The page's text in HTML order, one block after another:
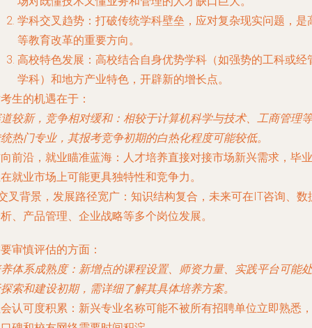
学科交叉趋势 ：打破传统学科壁垒，应对复杂现实问题，是
等教育改革的重要方向。
高校特色发展 ：高校结合自身优势学科（如强势的工科或经
学科）和地方产业特色，开辟新的增长点。
生的机遇在于 ：
较新，竞争相对缓和：相较于计算机科学与技术、工商管理等
热门专业，其报考竞争初期的白热化程度可能较低。
前沿，就业瞄准蓝海 ：人才培养直接对接市场新兴需求，毕业
就业市场上可能更具独特性和竞争力。
叉背景，发展路径宽广 ：知识结构复合，未来可在IT咨询、数
、产品管理、企业战略等多个岗位发展。
审慎评估的方面 ：
体系成熟度：新增点的课程设置、师资力量、实践平台可能处
索和建设初期，需详细了解其具体培养方案。
认可度积累 ：新兴专业名称可能不被所有招聘单位立即熟悉，